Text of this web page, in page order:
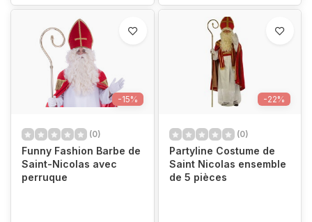
-15%
(0)
Funny Fashion Barbe de
Saint-Nicolas avec
perruque
-22%
(0)
Partyline Costume de
Saint Nicolas ensemble
de 5 pièces